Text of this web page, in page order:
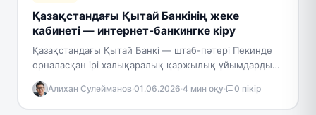
Қазақстандағы Қытай Банкінің жеке
кабинеті — интернет-банкингке кіру
Қазақстандағы Қытай Банкі — штаб-пәтері Пекинде
орналасқан ірі халықаралық қаржылық ұйымдардың
бірі Bank of China Limited-тің еншілес банкі. Банктің
жалғыз акционері осы…
Алихан Сулейманов·01.06.2026·4 мин оқу· 0 пікір